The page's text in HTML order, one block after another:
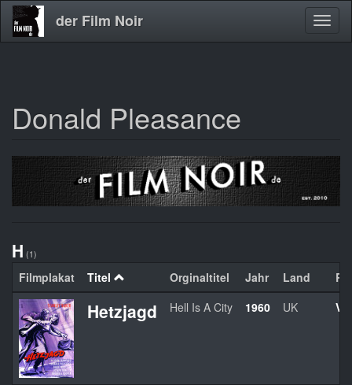
Direkt
zum
der Film Noir
Donald Pleasance
H (1)
Filmplakat Titel Orginaltitel Jahr Land
Hetzjagd Hell Is A City 1960 UK